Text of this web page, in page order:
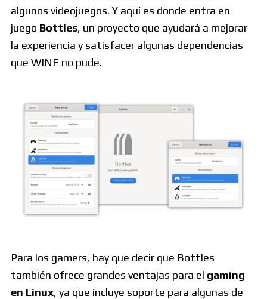
algunos videojuegos. Y aquí es donde entra en
juego Bottles, un proyecto que ayudará a mejorar
la experiencia y satisfacer algunas dependencias
que WINE no pude.
Para los gamers, hay que decir que Bottles
también ofrece grandes ventajas para el gaming
en Linux, ya que incluye soporte para algunas de